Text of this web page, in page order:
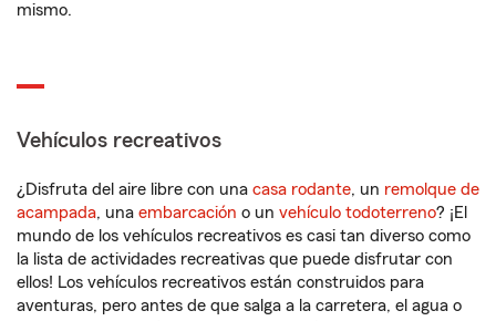
mismo.
Vehículos recreativos
¿Disfruta del aire libre con una casa rodante, un remolque de
acampada, una embarcación o un vehículo todoterreno? ¡El
mundo de los vehículos recreativos es casi tan diverso como
la lista de actividades recreativas que puede disfrutar con
ellos! Los vehículos recreativos están construidos para
aventuras, pero antes de que salga a la carretera, el agua o